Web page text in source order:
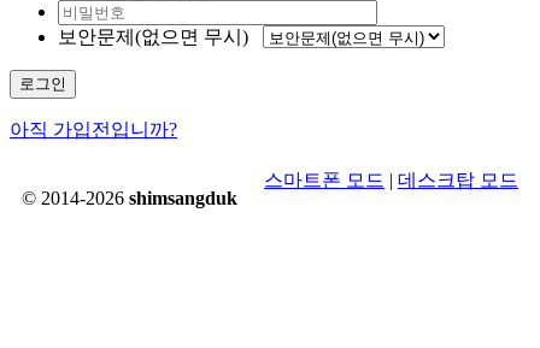
보안문제(없으면 무시)
로그인
아직 가입전입니까?
© 2014-2026 shimsangduk
스마트폰 모드 | 데스크탑 모드